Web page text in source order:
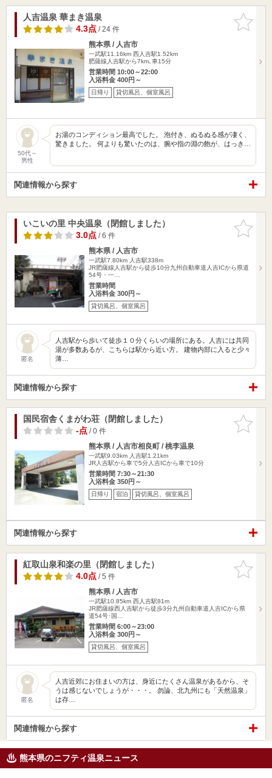
お気に入
りに追加
人吉温泉 華まき温泉
4.3点/ 24 件
熊本県 / 人吉市
一武駅11.16km 西人吉駅1.52km
肥薩線人吉駅から7km､車15分
営業時間 10:00～22:00
入浴料金 400円～
日帰り 貸切風呂、個室風呂
50代～
男性
お湯のコンディション最高でした。 泡付き、ぬるぬる感が凄く、
驚きました。 何よりも驚いたのは、腕や指の淵の飽が、はっき…
関連情報から探す
お気に入
りに追加
いこいの里 中央温泉（閉館しました）
3.0点/ 6 件
熊本県 / 人吉市
一武駅7.80km 人吉駅338m
JR肥薩線人吉駅から徒歩10分九州自動車道人吉ICから県道
54号・一…
営業時間
入浴料金 300円～
貸切風呂、個室風呂
匿名
人吉駅から歩いて徒歩１０分くらいの場所にある。人吉には共同
湯が多数あるが、こちらは駅から近い方。 建物内部に入ると少々
薄…
関連情報から探す
お気に入
りに追加
国民宿舎くまがわ荘（閉館しました）
-点/ 0 件
熊本県 / 人吉市相良町 / 桃李温泉
一武駅9.03km 人吉駅1.21km
JR人吉駅から車で5分人吉ICから車で10分
営業時間 7:30～21:30
入浴料金 350円～
日帰り 宿泊 貸切風呂、個室風呂
関連情報から探す
お気に入
りに追加
紅取山泉和楽の里（閉館しました）
4.0点/ 5 件
熊本県 / 人吉市
一武駅10.85km 西人吉駅81m
JR肥薩線西人吉駅から徒歩3分九州自動車道人吉ICから県
道54号･国…
営業時間 6:00～23:00
入浴料金 300円～
貸切風呂、個室風呂
匿名
人吉近郊にお住まいの方は、身近にたくさん温泉があるから、そ
うは感じないでしょうが・・・。 勿論、北九州にも「天然温泉」
は存…
関連情報から探す
熊本県のニフティ温泉ニュース